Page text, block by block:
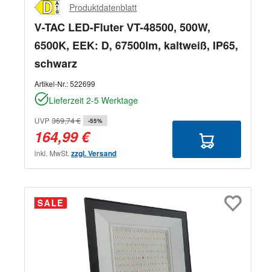
Produktdatenblatt
V-TAC LED-Fluter VT-48500, 500W,
6500K, EEK: D, 67500lm, kaltweiß, IP65,
schwarz
Artikel-Nr.:522699
Lieferzeit 2-5 Werktage
UVP 369,74 € -55%
164,99 €
inkl. MwSt. zzgl. Versand
SALE